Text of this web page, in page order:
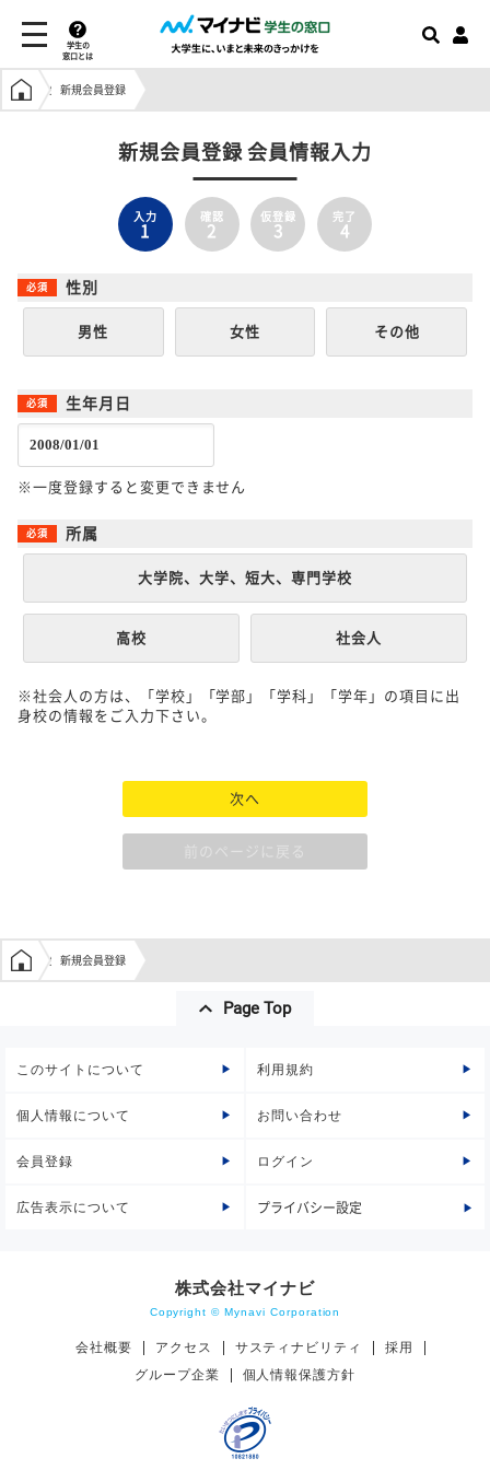
学生の
窓口とは
学生の窓口トップ
新規会員登録
新規会員登録 会員情報入力
入力
1
確認
2
仮登録
3
完了
4
性別
男性 女性 その他
生年月日
※一度登録すると変更できません
所属
大学院、大学、短大、専門学校
高校 社会人
※社会人の方は、「学校」「学部」「学科」「学年」の項目に出
身校の情報をご入力下さい。
次へ
前のページに戻る
学生の窓口トップ
新規会員登録
Page Top
このサイトについて 利用規約
個人情報について お問い合わせ
会員登録 ログイン
広告表示について プライバシー設定
株式会社マイナビ
Copyright © Mynavi Corporation
会社概要 アクセス サスティナビリティ
採用
グループ企業
個人情報保護方針